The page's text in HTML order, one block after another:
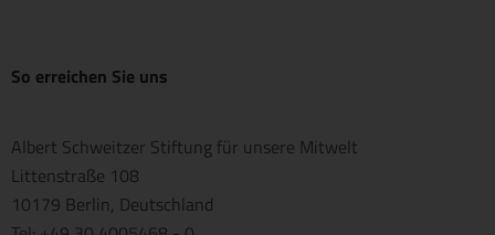
So erreichen Sie uns
Albert Schweitzer Stiftung für unsere Mitwelt
Littenstraße 108
10179 Berlin, Deutschland